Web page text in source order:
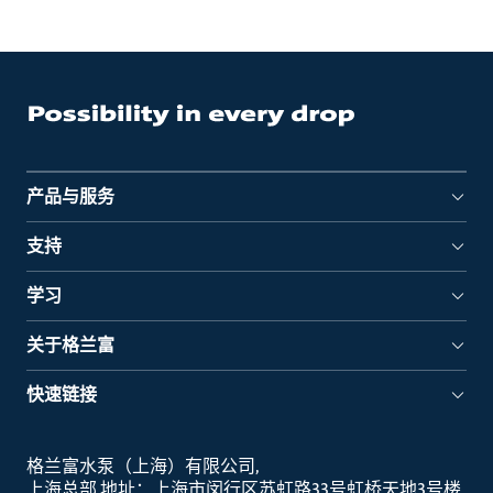
产品与服务
支持
学习
关于格兰富
快速链接
格兰富水泵（上海）有限公司